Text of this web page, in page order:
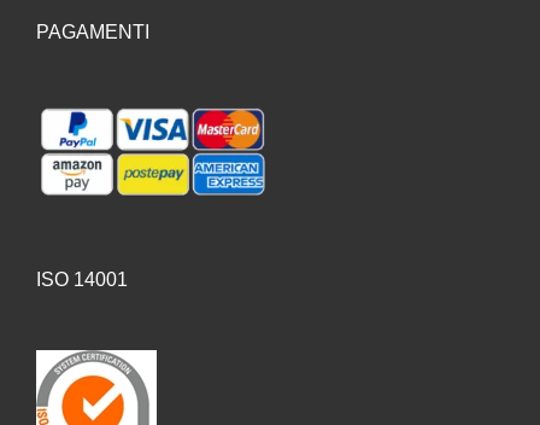
PAGAMENTI
ISO 14001